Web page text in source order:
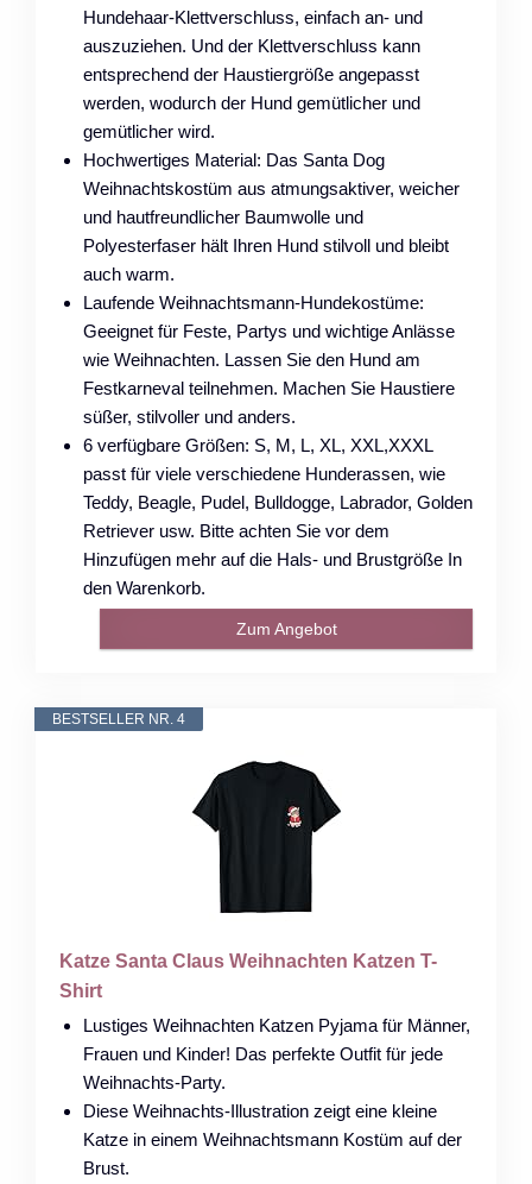
Hundehaar-Klettverschluss, einfach an- und
auszuziehen. Und der Klettverschluss kann
entsprechend der Haustiergröße angepasst
werden, wodurch der Hund gemütlicher und
gemütlicher wird.
Hochwertiges Material: Das Santa Dog
Weihnachtskostüm aus atmungsaktiver, weicher
und hautfreundlicher Baumwolle und
Polyesterfaser hält Ihren Hund stilvoll und bleibt
auch warm.
Laufende Weihnachtsmann-Hundekostüme:
Geeignet für Feste, Partys und wichtige Anlässe
wie Weihnachten. Lassen Sie den Hund am
Festkarneval teilnehmen. Machen Sie Haustiere
süßer, stilvoller und anders.
6 verfügbare Größen: S, M, L, XL, XXL,XXXL
passt für viele verschiedene Hunderassen, wie
Teddy, Beagle, Pudel, Bulldogge, Labrador, Golden
Retriever usw. Bitte achten Sie vor dem
Hinzufügen mehr auf die Hals- und Brustgröße In
den Warenkorb.
Zum Angebot
BESTSELLER NR. 4
Katze Santa Claus Weihnachten Katzen T-
Shirt
Lustiges Weihnachten Katzen Pyjama für Männer,
Frauen und Kinder! Das perfekte Outfit für jede
Weihnachts-Party.
Diese Weihnachts-Illustration zeigt eine kleine
Katze in einem Weihnachtsmann Kostüm auf der
Brust.